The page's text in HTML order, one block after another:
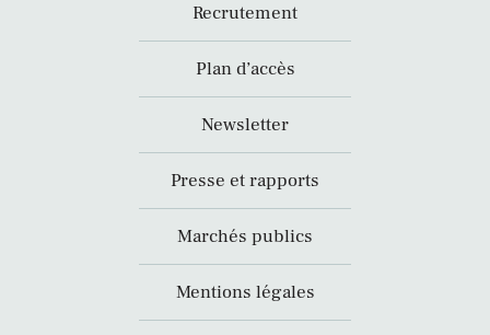
Recrutement
Plan d’accès
Newsletter
Presse et rapports
Marchés publics
Mentions légales